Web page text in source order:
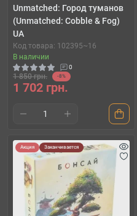
Unmatched: Город туманов
(Unmatched: Cobble & Fog)
UA
Код товара: 102395~16
В наличии
0
1 850 грн. -8%
1 702 грн.
Акция Заканчивается